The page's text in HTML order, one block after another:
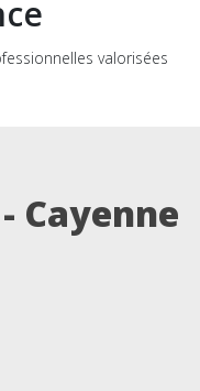
valorisées
Cayenne